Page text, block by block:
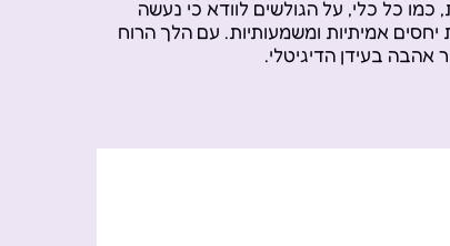
כל כלי, על הגולשים לוודא כי נעשה
אמיתיות ומשמעותיות. עם הלך הרוח
אהבה בעידן הדיגיטלי.